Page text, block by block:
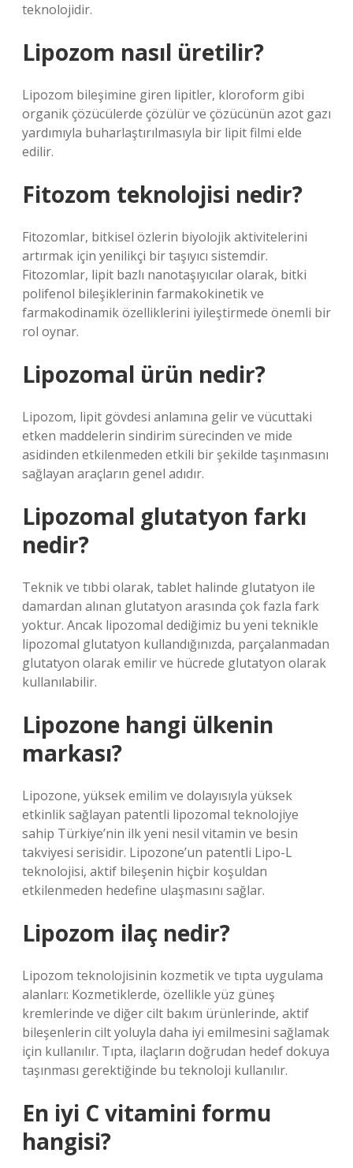
teknolojidir.
Lipozom nasıl üretilir?
Lipozom bileşimine giren lipitler, kloroform gibi
organik çözücülerde çözülür ve çözücünün azot gazı
yardımıyla buharlaştırılmasıyla bir lipit filmi elde
edilir.
Fitozom teknolojisi nedir?
Fitozomlar, bitkisel özlerin biyolojik aktivitelerini
artırmak için yenilikçi bir taşıyıcı sistemdir.
Fitozomlar, lipit bazlı nanotaşıyıcılar olarak, bitki
polifenol bileşiklerinin farmakokinetik ve
farmakodinamik özelliklerini iyileştirmede önemli bir
rol oynar.
Lipozomal ürün nedir?
Lipozom, lipit gövdesi anlamına gelir ve vücuttaki
etken maddelerin sindirim sürecinden ve mide
asidinden etkilenmeden etkili bir şekilde taşınmasını
sağlayan araçların genel adıdır.
Lipozomal glutatyon farkı
nedir?
Teknik ve tıbbi olarak, tablet halinde glutatyon ile
damardan alınan glutatyon arasında çok fazla fark
yoktur. Ancak lipozomal dediğimiz bu yeni teknikle
lipozomal glutatyon kullandığınızda, parçalanmadan
glutatyon olarak emilir ve hücrede glutatyon olarak
kullanılabilir.
Lipozone hangi ülkenin
markası?
Lipozone, yüksek emilim ve dolayısıyla yüksek
etkinlik sağlayan patentli lipozomal teknolojiye
sahip Türkiye’nin ilk yeni nesil vitamin ve besin
takviyesi serisidir. Lipozone’un patentli Lipo-L
teknolojisi, aktif bileşenin hiçbir koşuldan
etkilenmeden hedefine ulaşmasını sağlar.
Lipozom ilaç nedir?
Lipozom teknolojisinin kozmetik ve tıpta uygulama
alanları: Kozmetiklerde, özellikle yüz güneş
kremlerinde ve diğer cilt bakım ürünlerinde, aktif
bileşenlerin cilt yoluyla daha iyi emilmesini sağlamak
için kullanılır. Tıpta, ilaçların doğrudan hedef dokuya
taşınması gerektiğinde bu teknoloji kullanılır.
En iyi C vitamini formu
hangisi?